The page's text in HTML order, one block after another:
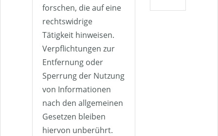
forschen, die auf eine
rechtswidrige
Tätigkeit hinweisen.
Verpflichtungen zur
Entfernung oder
Sperrung der Nutzung
von Informationen
nach den allgemeinen
Gesetzen bleiben
hiervon unberührt.